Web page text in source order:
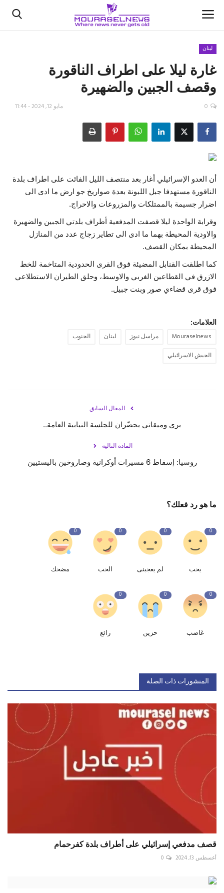
الأخبار
كتّابنا
اقتصاد
رياضة
فيديو
حياة
لبنان
غارة ليلا على اطراف الناقورة
وقصف الجبين والضهيرة
مايو 12, 2024 - 11:44 0
أن العدو الإسرائيلي أغار بعد منتصف الليل الفائت على اطراف بلدة
الناقورة مستهدفا جبل اللبونة بعدة صواريخ جو ارض ما ادى الى
اضرار جسيمة بالممتلكات والمزروعات والاحراج.
وقرابة الواحدة ليلا قصفت المدفعية أطراف بلدتي الجبين والضهيرة
والاودية المحيطة بهما ما ادى الى تطاير زجاج عدد من المنازل
المحيطة بمكان القصف.
كما اطلقت القنابل المضيئة فوق القرى الحدودية المتاخمة للخط
الازرق في القطاعين الغربي والاوسط، وحلق الطيران الاستطلاعي
فوق قرى قضاءي صور وبنت جبيل.
العلامات:
Mouraselnews مراسل نيوز لبنان
الجنوب
الجيش الاسرائيلي
المقال السابق
بري وميقاتي يحضّران للجلسة النيابية العامة..
المادة التالية
روسيا: إسقاط 6 مسيرات أوكرانية وصاروخين باليستيين
ما هو رد فعلك؟
0
يحب
0
لم يعجبنى
0
الحب
0
مضحك
0
غاضب
0
حزين
0
رائع
المنشورات ذات الصلة
قصف مدفعي إسرائيلي على أطراف بلدة كفرحمام
أغسطس 13, 2024 0